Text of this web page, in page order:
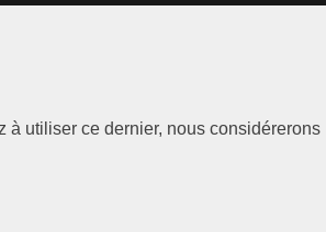
à utiliser ce dernier, nous considérerons
Nous